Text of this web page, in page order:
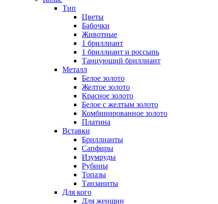
Тип
Цветы
Бабочки
Животные
1 бриллиант
1 бриллиант и россыпь
Танцующий бриллиант
Металл
Белое золото
Желтое золото
Красное золото
Белое с желтым золото
Комбинированное золото
Платина
Вставки
Бриллианты
Сапфиры
Изумруды
Рубины
Топазы
Танзаниты
Для кого
Для женщин